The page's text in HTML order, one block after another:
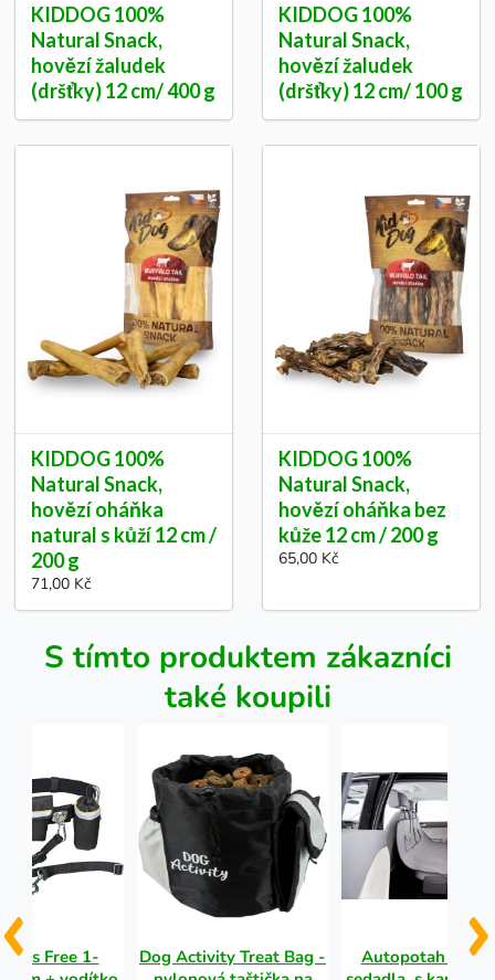
KIDDOG 100%
Natural Snack,
hovězí žaludek
(dršťky) 12 cm/ 400 g
KIDDOG 100%
Natural Snack,
hovězí žaludek
(dršťky) 12 cm/ 100 g
KIDDOG 100%
Natural Snack,
hovězí oháňka
natural s kůží 12 cm /
200 g
71,00 Kč
KIDDOG 100%
Natural Snack,
hovězí oháňka bez
kůže 12 cm / 200 g
65,00 Kč
S tímto produktem zákazníci
také koupili
Free 1-
Dog Activity Treat Bag -
Autopotah na